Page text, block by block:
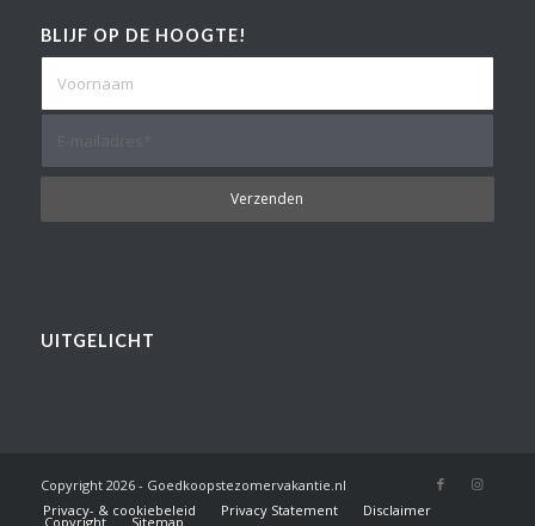
BLIJF OP DE HOOGTE!
UITGELICHT
Copyright 2026 - Goedkoopstezomervakantie.nl
Privacy- & cookiebeleid
Privacy Statement Disclaimer
Copyright Sitemap